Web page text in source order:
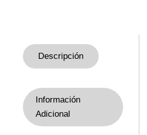
Descripción
Información
Adicional